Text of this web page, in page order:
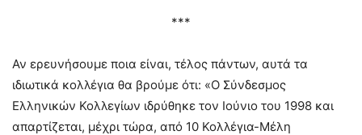
***
Αν ερευνήσουμε ποια είναι, τέλος πάντων, αυτά τα
ιδιωτικά κολλέγια θα βρούμε ότι: «O Σύνδεσμος
Ελληνικών Κολλεγίων ιδρύθηκε τον Ιούνιο του 1998 και
απαρτίζεται, μέχρι τώρα, από 10 Κολλέγια-Μέλη